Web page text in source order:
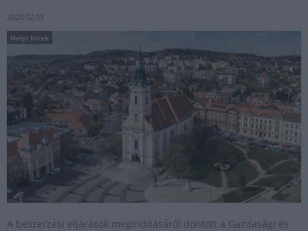
2020.02.03
Helyi hírek
A beszerzési eljárások megindításáról döntött a Gazdasági és